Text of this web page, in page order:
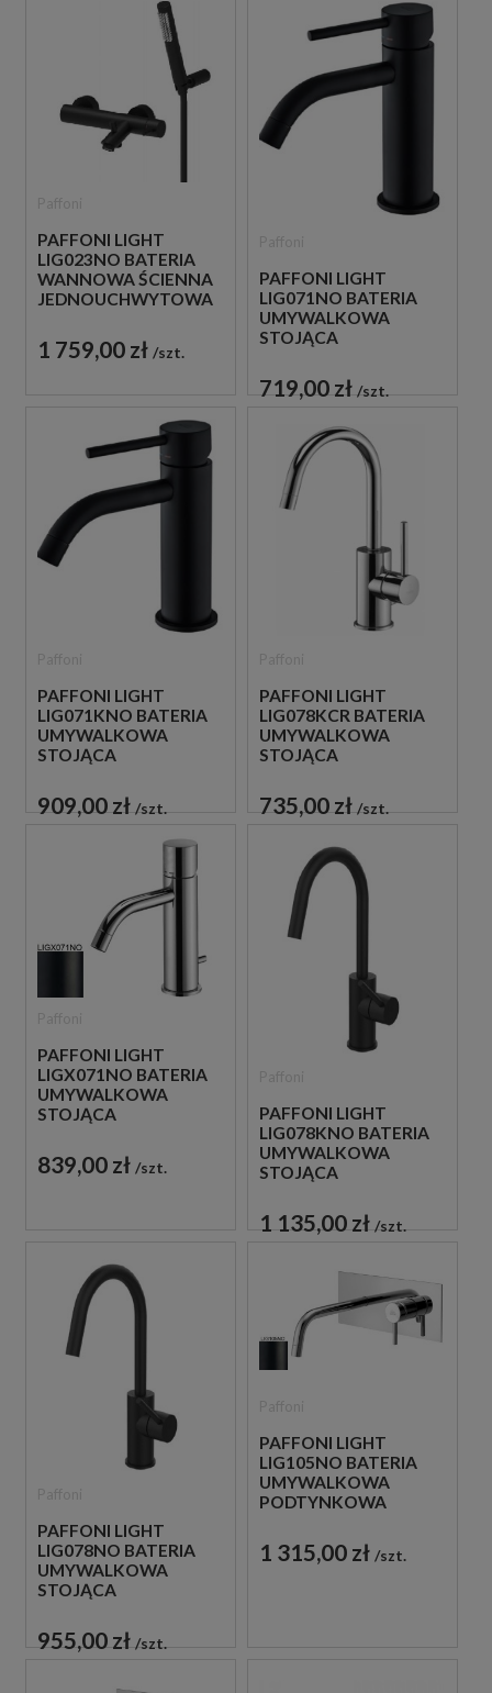
PAFFONI LIGHT
LIG023NO BATERIA
WANNOWA ŚCIENNA
JEDNOUCHWYTOWA
1 759,00 zł szt.
PAFFONI LIGHT
LIG071NO BATERIA
UMYWALKOWA
STOJĄCA
CZARNA
719,00 zł szt.
PAFFONI LIGHT
LIG071KNO BATERIA
UMYWALKOWA
STOJĄCA
CZARNA
909,00 zł szt.
PAFFONI LIGHT
LIG078KCR BATERIA
UMYWALKOWA
STOJĄCA
CHROM
735,00 zł szt.
PAFFONI LIGHT
LIGX071NO BATERIA
UMYWALKOWA
STOJĄCA
CZARNA
839,00 zł szt.
PAFFONI LIGHT
LIG078KNO BATERIA
UMYWALKOWA
STOJĄCA
CZARNA
1 135,00 zł szt.
PAFFONI LIGHT
LIG078NO BATERIA
UMYWALKOWA
STOJĄCA
CZARNA
955,00 zł szt.
PAFFONI LIGHT
LIG105NO BATERIA
UMYWALKOWA
PODTYNKOWA
CZARNA
1 315,00 zł szt.